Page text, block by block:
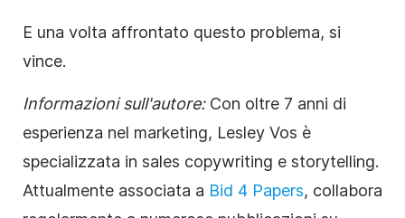
E una volta affrontato questo problema, si
vince.
Informazioni sull'autore:Con oltre 7 anni di
esperienza nel marketing, Lesley Vos è
specializzata in sales copywriting e storytelling.
Attualmente associata a Bid 4 Papers, collabora